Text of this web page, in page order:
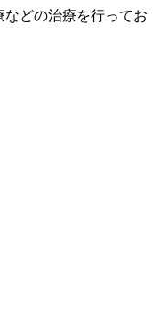
どの治療を行ってお